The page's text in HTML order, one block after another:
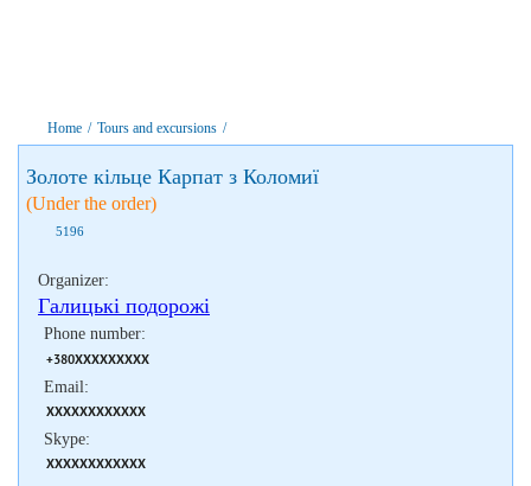
Home / Tours and excursions /
Золоте кільце Карпат з Коломиї
(Under the order)
5196
Organizer:
Галицькі подорожі
Phone number:
+380XXXXXXXXX
Email:
XXXXXXXXXXXX
Skype:
XXXXXXXXXXXX